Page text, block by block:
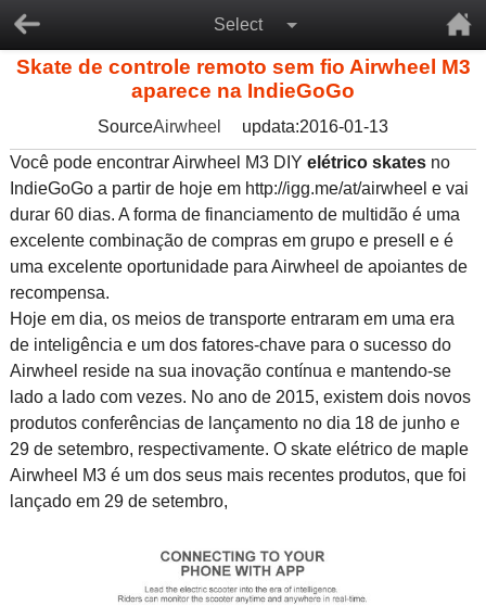
Select
Skate de controle remoto sem fio Airwheel M3
aparece na IndieGoGo
SourceAirwheel
updata:2016-01-13
Você pode encontrar Airwheel M3 DIY elétrico skatesno
IndieGoGo a partir de hoje em http://igg.me/at/airwheel e vai
durar 60 dias. A forma de financiamento de multidão é uma
excelente combinação de compras em grupo e presell e é
uma excelente oportunidade para Airwheel de apoiantes de
recompensa.
Hoje em dia, os meios de transporte entraram em uma era
de inteligência e um dos fatores-chave para o sucesso do
Airwheel reside na sua inovação contínua e mantendo-se
lado a lado com vezes. No ano de 2015, existem dois novos
produtos conferências de lançamento no dia 18 de junho e
29 de setembro, respectivamente. O skate elétrico de maple
Airwheel M3 é um dos seus mais recentes produtos, que foi
lançado em 29 de setembro,